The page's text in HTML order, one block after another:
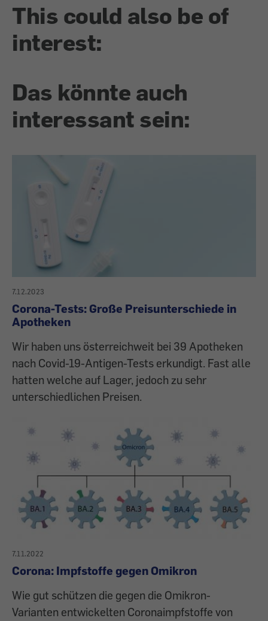
This could also be of
interest:
Das könnte auch
interessant sein:
7.12.2023
Corona-Tests: Große Preisunterschiede in
Apotheken
Wir haben uns österreichweit bei 39 Apotheken
nach Covid-19-Antigen-Tests erkundigt. Fast alle
hatten welche auf Lager, jedoch zu sehr
unterschiedlichen Preisen.
7.11.2022
Corona: Impfstoffe gegen Omikron
Wie gut schützen die gegen die Omikron-
Varianten entwickelten Coronaimpfstoffe von